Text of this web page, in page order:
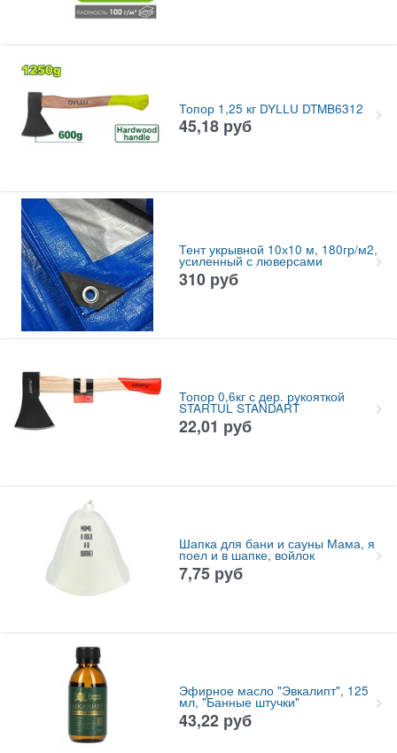
Топор 1,25 кг DYLLU DTMB6312
45,18 руб
Тент укрывной 10х10 м, 180гр/м2,
усиленный с люверсами
310 руб
Топор 0,6кг с дер. рукояткой
STARTUL STANDART
22,01 руб
Шапка для бани и сауны Мама, я
поел и в шапке, войлок
7,75 руб
Эфирное масло "Эвкалипт", 125
мл, "Банные штучки"
43,22 руб